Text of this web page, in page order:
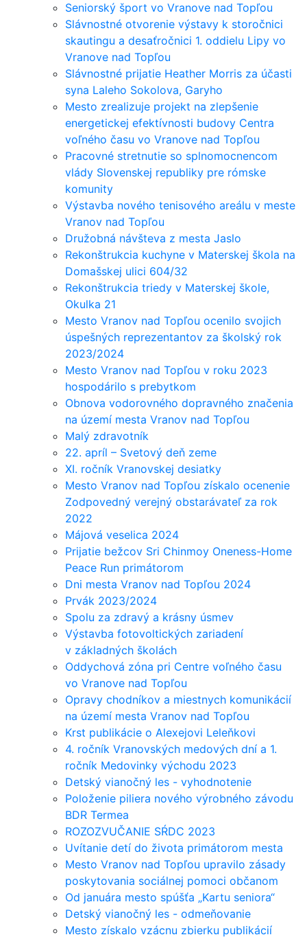
Seniorský šport vo Vranove nad Topľou
Slávnostné otvorenie výstavy k storočnici
skautingu a desaťročnici 1. oddielu Lipy vo
Vranove nad Topľou
Slávnostné prijatie Heather Morris za účasti
syna Laleho Sokolova, Garyho
Mesto zrealizuje projekt na zlepšenie
energetickej efektívnosti budovy Centra
voľného času vo Vranove nad Topľou
Pracovné stretnutie so splnomocnencom
vlády Slovenskej republiky pre rómske
komunity
Výstavba nového tenisového areálu v meste
Vranov nad Topľou
Družobná návšteva z mesta Jaslo
Rekonštrukcia kuchyne v Materskej škola na
Domašskej ulici 604/32
Rekonštrukcia triedy v Materskej škole,
Okulka 21
Mesto Vranov nad Topľou ocenilo svojich
úspešných reprezentantov za školský rok
2023/2024
Mesto Vranov nad Topľou v roku 2023
hospodárilo s prebytkom
Obnova vodorovného dopravného značenia
na území mesta Vranov nad Topľou
Malý zdravotník
22. apríl – Svetový deň zeme
XI. ročník Vranovskej desiatky
Mesto Vranov nad Topľou získalo ocenenie
Zodpovedný verejný obstarávateľ za rok
2022
Májová veselica 2024
Prijatie bežcov Sri Chinmoy Oneness-Home
Peace Run primátorom
Dni mesta Vranov nad Topľou 2024
Prvák 2023/2024
Spolu za zdravý a krásny úsmev
Výstavba fotovoltických zariadení
v základných školách
Oddychová zóna pri Centre voľného času
vo Vranove nad Topľou
Opravy chodníkov a miestnych komunikácií
na území mesta Vranov nad Topľou
Krst publikácie o Alexejovi Leleňkovi
4. ročník Vranovských medových dní a 1.
ročník Medovinky východu 2023
Detský vianočný les - vyhodnotenie
Položenie piliera nového výrobného závodu
BDR Termea
ROZOZVUČANIE SŔDC 2023
Uvítanie detí do života primátorom mesta
Mesto Vranov nad Topľou upravilo zásady
poskytovania sociálnej pomoci občanom
Od januára mesto spúšťa „Kartu seniora“
Detský vianočný les - odmeňovanie
Mesto získalo vzácnu zbierku publikácií